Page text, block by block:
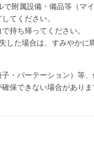
附属設備・備品等（マ
てください。
持ち帰ってください。
た場合は、すみやかに
子・パーテーション）等
保できない場合がありま